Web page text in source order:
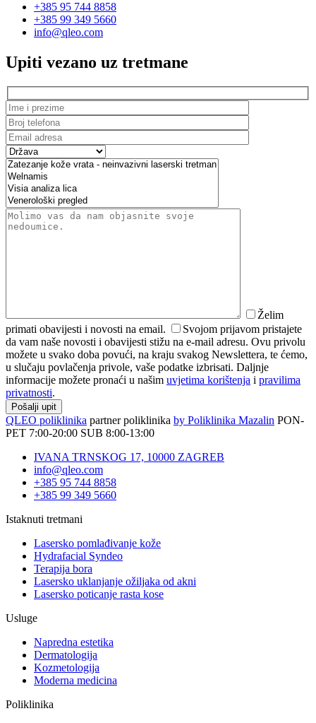
+385 95 744 8858
+385 99 349 5660
info@qleo.com
Upiti vezano uz tretmane
Želim
primati obavijesti i novosti na email.
Svojom prijavom pristajete
da vam naše novosti i obavijesti stižu na e-mail adresu. Ovu privolu
možete u svako doba povući, na kraju svakog Newslettera, te ćemo,
u slučaju povlačenja privole, vaše podatke izbrisati. Daljnje
informacije možete pronaći u našim uvjetima korištenja i pravilima
privatnosti.
QLEO poliklinika partner poliklinika by Poliklinika Mazalin PON-
PET 7:00-20:00 SUB 8:00-13:00
IVANA TRNSKOG 17, 10000 ZAGREB
info@qleo.com
+385 95 744 8858
+385 99 349 5660
Istaknuti tretmani
Lasersko pomlađivanje kože
Hydrafacial Syndeo
Terapija bora
Lasersko uklanjanje ožiljaka od akni
Lasersko poticanje rasta kose
Usluge
Napredna estetika
Dermatologija
Kozmetologija
Moderna medicina
Poliklinika